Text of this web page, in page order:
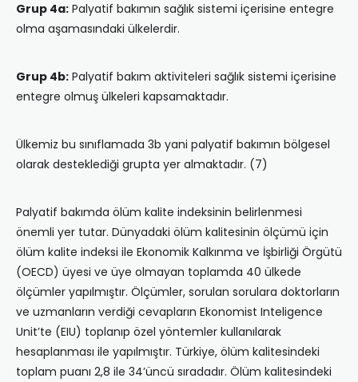
Grup 4a: Palyatif bakımın sağlık sistemi içerisine entegre
olma aşamasındaki ülkelerdir.
Grup 4b: Palyatif bakım aktiviteleri sağlık sistemi içerisine
entegre olmuş ülkeleri kapsamaktadır.
Ülkemiz bu sınıflamada 3b yani palyatif bakımın bölgesel
olarak desteklediği grupta yer almaktadır. (7)
Palyatif bakımda ölüm kalite indeksinin belirlenmesi
önemli yer tutar. Dünyadaki ölüm kalitesinin ölçümü için
ölüm kalite indeksi ile Ekonomik Kalkınma ve İşbirliği Örgütü
(OECD) üyesi ve üye olmayan toplamda 40 ülkede
ölçümler yapılmıştır. Ölçümler, sorulan sorulara doktorların
ve uzmanların verdiği cevapların Ekonomist Inteligence
Unit’te (EIU) toplanıp özel yöntemler kullanılarak
hesaplanması ile yapılmıştır. Türkiye, ölüm kalitesindeki
toplam puanı 2,8 ile 34’üncü sıradadır. Ölüm kalitesindeki